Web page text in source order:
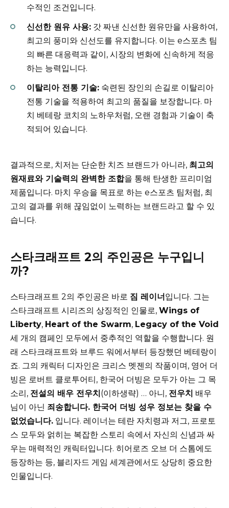
수적인 조건입니다.
신선한 원유 사용: 갓 짜낸 신선한 원유만을 사용하여,
최고의 풍미와 신선도를 유지합니다. 이는 e스포츠 팀
의 빠른 대응력과 같이, 시장의 변화에 신속하게 적응
하는 능력입니다.
이탈리아 전통 기술: 숙련된 장인의 손길로 이탈리아
전통 기술을 적용하여 최고의 품질을 보장합니다. 마
치 베테랑 코치의 노하우처럼, 오랜 경험과 기술이 축
적되어 있습니다.
결과적으로, 치저는 단순한 치즈 브랜드가 아니라, 최고의
원재료와 기술력의 완벽한 조합을 통해 탄생한 프리미엄
제품입니다. 마치 우승을 목표로 하는 e스포츠 팀처럼, 최
고의 결과를 위해 끊임없이 노력하는 브랜드라고 할 수 있
습니다.
스타크래프트 2의 주인공은 누구입니
까?
스타크래프트 2의 주인공은 바로 짐 레이너 입니다. 그는
스타크래프트 시리즈의 상징적인 인물로, Wings of
Liberty, Heart of the Swarm, Legacy of the Void
세 개의 캠페인 모두에서 중추적인 역할을 수행합니다. 원
래 스타크래프트와 브루드 워에서부터 등장했던 베테랑이
죠. 그의 캐릭터 디자인은 크리스 멧젠의 작품이며, 영어 더
빙은 로버트 클로투어티, 한국어 더빙은 모두가 아는 그 목
소리, 전설의 배우 전우치 (이하생략) … 아니, 전우치 배우
님이 아닌 죄송합니다. 한국어 더빙 성우 정보는 찾을 수
없었습니다. 입니다. 레이너는 테란 자치령과 저그, 프로토
스 모두와 얽히는 복잡한 스토리 속에서 자신의 신념과 싸
우는 매력적인 캐릭터입니다. 히어로즈 오브 더 스톰에도
등장하는 등, 블리자드 게임 세계관에서도 상당히 중요한
인물입니다.